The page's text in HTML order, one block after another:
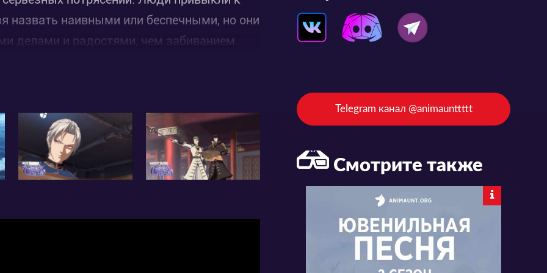
назвать наивными или беспечными, но они
делами и радостями, чем забиванием
в чёрном одеянии. Он должен
приведёт к настоящему хаосу и
Только есть одна проблема:
судя по всему, сам не понял, с кем решил
Telegram канал @animaunttttt
Смотрите также